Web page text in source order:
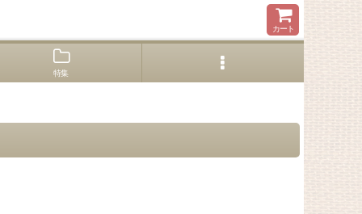
カート
特集